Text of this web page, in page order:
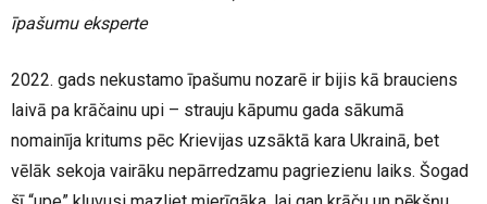
īpašumu eksperte
2022. gads nekustamo īpašumu nozarē ir bijis kā brauciens
laivā pa krāčainu upi – strauju kāpumu gada sākumā
nomainīja kritums pēc Krievijas uzsāktā kara Ukrainā, bet
vēlāk sekoja vairāku nepārredzamu pagriezienu laiks. Šogad